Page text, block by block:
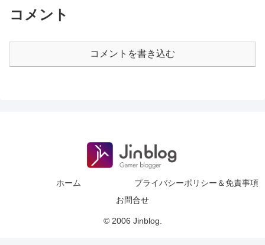
コメント
コメントを書き込む
ホーム
プライバシーポリシー＆免責事項
お問合せ
© 2006 Jinblog.